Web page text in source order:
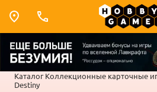
Каталог Коллекционные карточные
Destiny